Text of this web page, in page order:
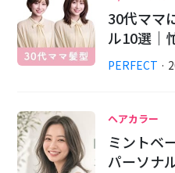
30代ママ
ル10選｜
PERFECT ·
ヘアカラー
ミントベ
パーソナ